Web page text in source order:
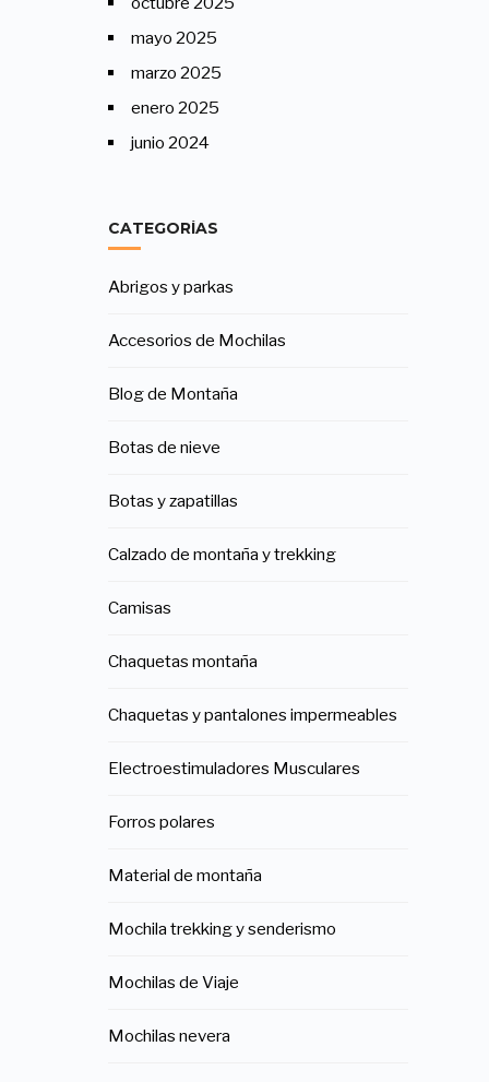
mayo 2025
marzo 2025
enero 2025
junio 2024
CATEGORÍAS
Abrigos y parkas
Accesorios de Mochilas
Blog de Montaña
Botas de nieve
Botas y zapatillas
Calzado de montaña y trekking
Camisas
Chaquetas montaña
Chaquetas y pantalones impermeables
Electroestimuladores Musculares
Forros polares
Material de montaña
Mochila trekking y senderismo
Mochilas de Viaje
Mochilas nevera